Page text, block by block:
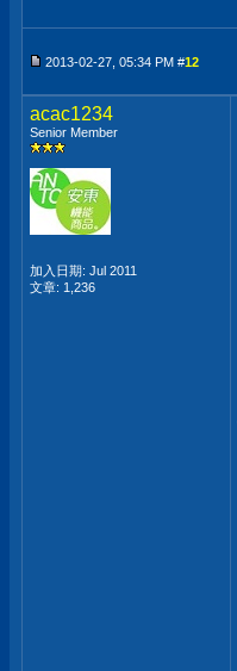
2013-02-27, 05:34 PM #12
acac1234
Senior Member
加入日期: Jul 2011
文章: 1,236